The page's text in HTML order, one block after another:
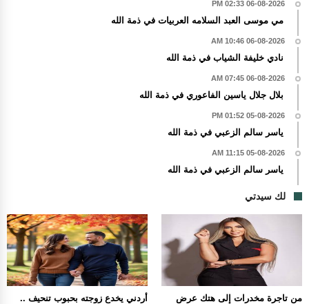
06-08-2026 02:33 PM
مي موسى العبد السلامه العربيات في ذمة الله
06-08-2026 10:46 AM
نادي خليفة الشياب في ذمة الله
06-08-2026 07:45 AM
بلال جلال ياسين الفاعوري في ذمة الله
05-08-2026 01:52 PM
ياسر سالم الزعبي في ذمة الله
05-08-2026 11:15 AM
ياسر سالم الزعبي في ذمة الله
لك سيدتي
أردني يخدع زوجته بحبوب تنحيف ..
من تاجرة مخدرات إلى هتك عرض